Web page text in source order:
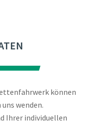
können
wenden.
Ihrer individuellen